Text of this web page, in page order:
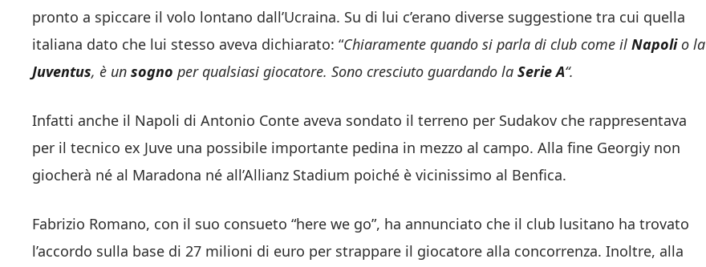
pronto a spiccare il volo lontano dall’Ucraina. Su di lui c’erano diverse suggestione tra cui quella
italiana dato che lui stesso aveva dichiarato: “Chiaramente quando si parla di club come il Napolio la
Juventus, è un sogno per qualsiasi giocatore. Sono cresciuto guardando la Serie A“.
Infatti anche il Napoli di Antonio Conte aveva sondato il terreno per Sudakov che rappresentava
per il tecnico ex Juve una possibile importante pedina in mezzo al campo. Alla fine Georgiy non
giocherà né al Maradona né all’Allianz Stadium poiché è vicinissimo al Benfica.
Fabrizio Romano, con il suo consueto “here we go”, ha annunciato che il club lusitano ha trovato
l’accordo sulla base di 27 milioni di euro per strappare il giocatore alla concorrenza. Inoltre, alla